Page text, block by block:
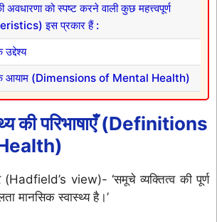
अवधारणा को स्पष्ट करने वाली कुछ महत्त्वपूर्ण
इस प्रकार हैं :
के आयाम (Dimensions of Mental Health)
की परिभाषाएँ (Definitions
(Hadfield’s view)- ‘समूचे व्यक्तित्व की पूर्ण
मानसिक स्वास्थ्य है।’